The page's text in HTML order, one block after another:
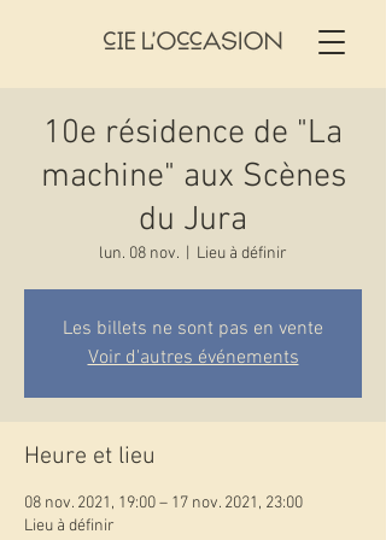
10e résidence de "La
machine" aux Scènes
du Jura
lun. 08 nov. Lieu à définir
Les billets ne sont pas en vente
Voir d'autres événements
Heure et lieu
08 nov. 2021, 19:00 – 17 nov. 2021, 23:00
Lieu à définir